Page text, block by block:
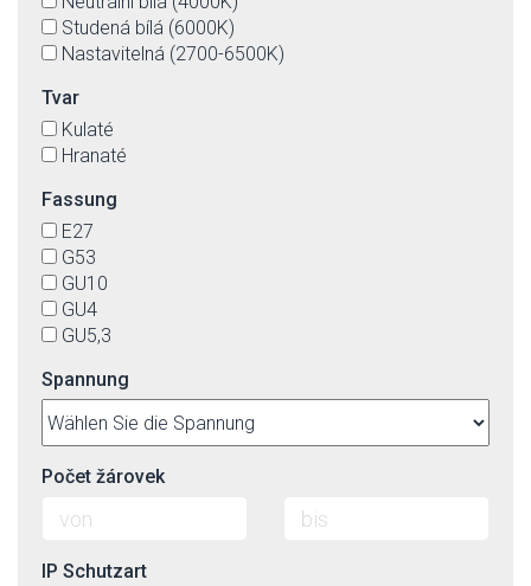
Studená bílá (6000K)
Nastavitelná (2700-6500K)
Tvar
Kulaté
Hranaté
Fassung
E27
G53
GU10
GU4
GU5,3
Spannung
Počet žárovek
IP Schutzart